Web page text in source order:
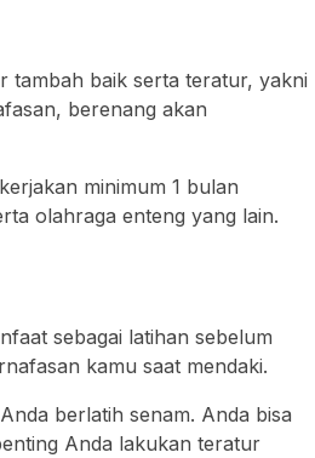
tambah baik serta teratur, yakni
berenang akan
minimum 1 bulan
olahraga enteng yang lain.
sebagai latihan sebelum
kamu saat mendaki.
berlatih senam. Anda bisa
Anda lakukan teratur